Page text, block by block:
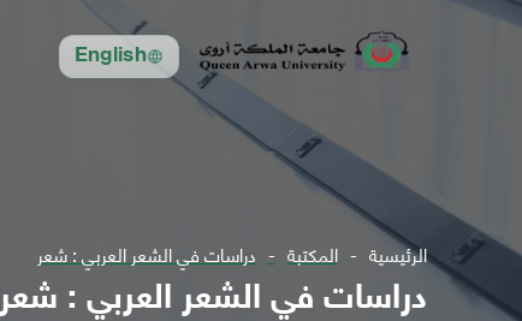
English
الرئيسية المكتبة دراسات في الشعر العربي : شعر
دراسات في الشعر العربي : شعر